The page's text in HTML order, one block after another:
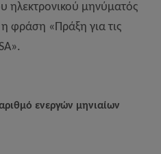
ηλεκτρονικού μηνύματός
φράση «Πράξη για τις
ενεργών μηνιαίων